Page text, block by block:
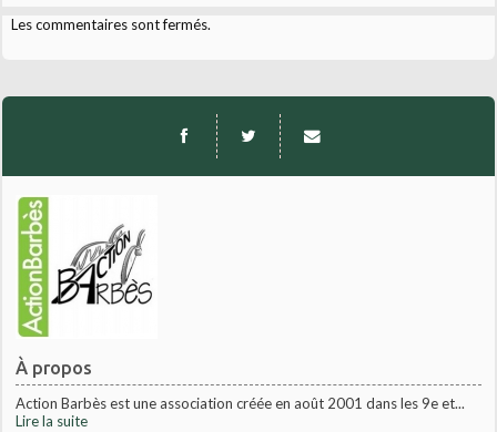
À propos
Action Barbès est une association créée en août 2001 dans les 9e et...
Lire la suite
Les commentaires sont fermés.